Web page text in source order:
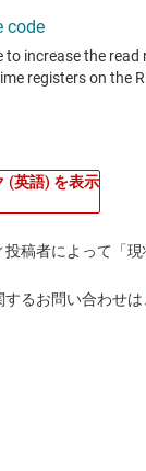
(英語) を表示
稿者によって「
るお問い合わせは